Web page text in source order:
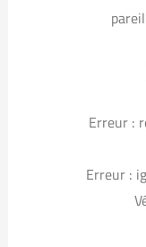
Erreur :
Erreur :